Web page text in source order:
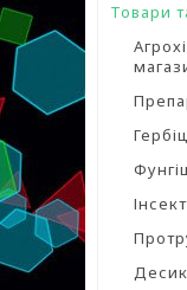
Товари